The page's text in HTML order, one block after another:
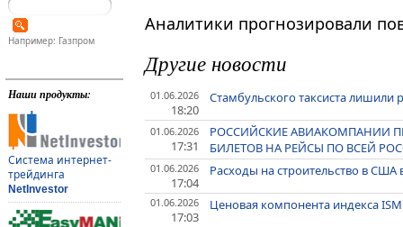
Например: Газпром
Наши продукты:
Система интернет-
трейдинга
NetInvestor
Аналитики прогнозировали
Другие новости
01.06.2026
18:20
Стамбульского таксиста лишили
01.06.2026
17:31
РОССИЙСКИЕ АВИАКОМПАНИИ
БИЛЕТОВ НА РЕЙСЫ ПО ВСЕЙ
01.06.2026
17:04
Расходы на строительство в США
01.06.2026
17:03
Ценовая компонента индекса